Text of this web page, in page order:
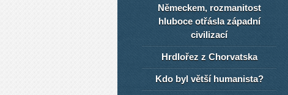
Německem, rozmanitost
hluboce otřásla západní
civilizací
Hrdlořez z Chorvatska
Kdo byl větší humanista?